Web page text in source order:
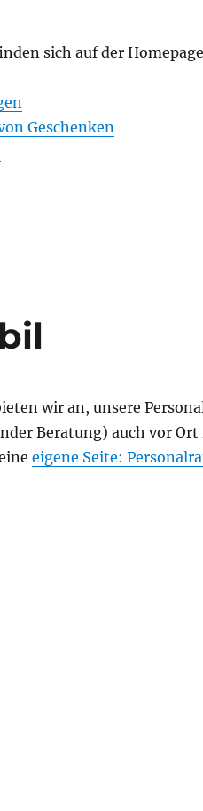
sich auf der
Geschenken
wir an, unsere
Beratung) auch vor
eigene Seite: